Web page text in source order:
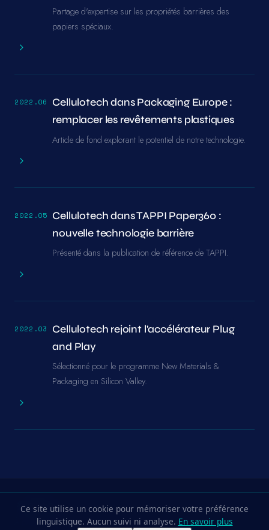
Partage d'expertise sur les propriétés barrières des
papiers spéciaux.
2022.06
Cellulotech dans Packaging Europe :
remplacer les revêtements plastiques
Article de fond explorant le potentiel de notre technologie.
2022.05 Cellulotech dans TAPPI Paper360 :
nouvelle technologie barrière
Présenté dans la publication de référence de TAPPI.
2022.03
Cellulotech rejoint l'accélérateur Plug
and Play
Sélectionné pour le programme New Materials &
Packaging en Silicon Valley.
À proposTechnologieActualitésContact LinkedInMentions légales
Ce site utilise un cookie pour mémoriser votre préférence
linguistique. Aucun suivi ni analyse. En savoir plus